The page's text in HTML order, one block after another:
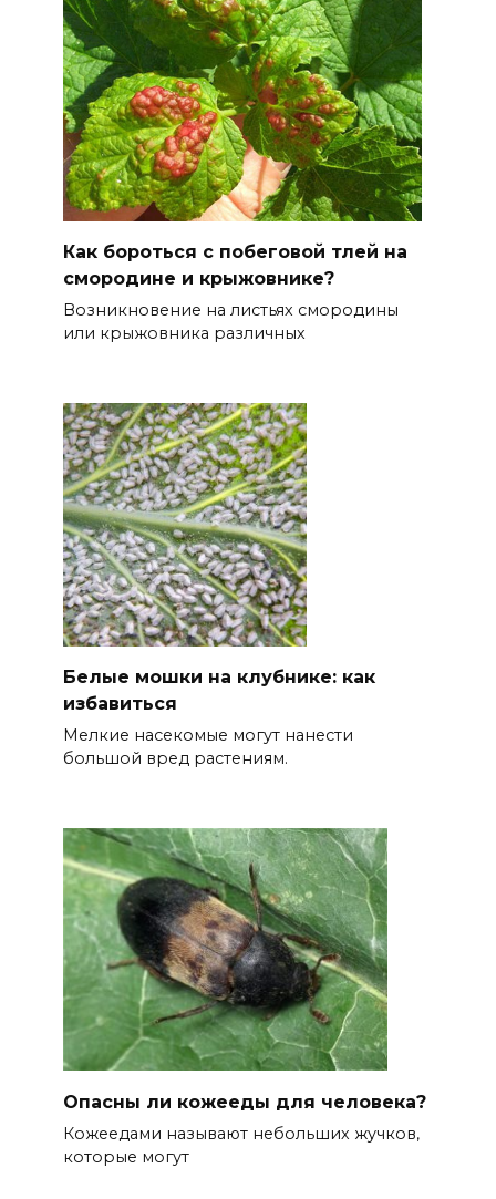
Как бороться с побеговой тлей на
смородине и крыжовнике?
Возникновение на листьях смородины
или крыжовника различных
Белые мошки на клубнике: как
избавиться
Мелкие насекомые могут нанести
большой вред растениям.
Опасны ли кожееды для человека?
Кожеедами называют небольших жучков,
которые могут